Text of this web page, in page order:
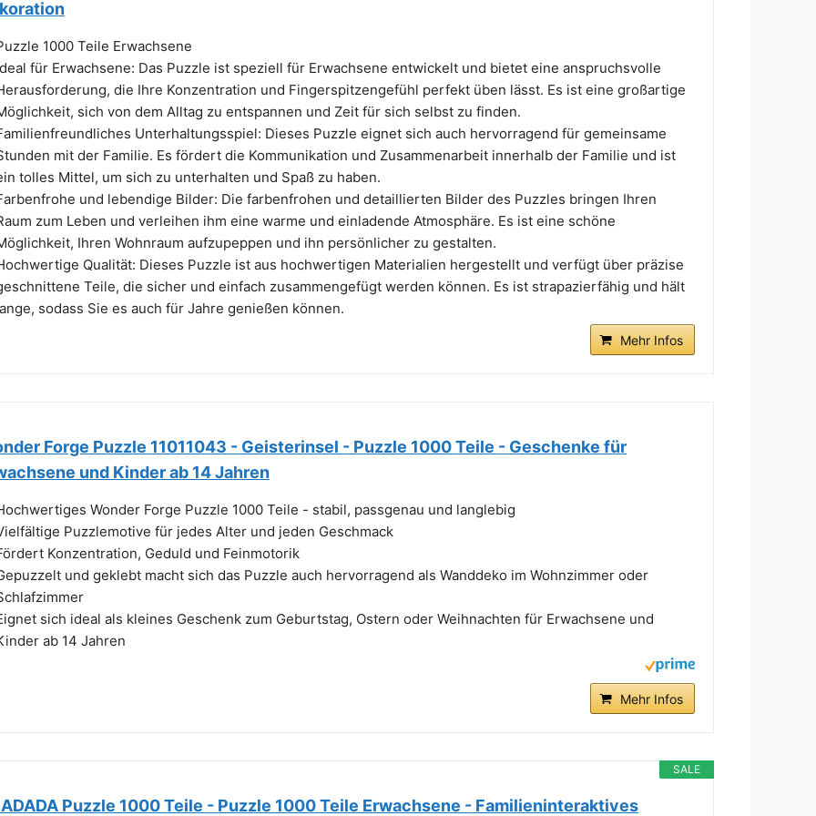
1000 Teile Erwachsene
für Erwachsene: Das Puzzle ist speziell für Erwachsene entwickelt und bietet eine anspruchsvolle
die Ihre Konzentration und Fingerspitzengefühl perfekt üben lässt. Es ist eine großartige
sich von dem Alltag zu entspannen und Zeit für sich selbst zu finden.
Unterhaltungsspiel: Dieses Puzzle eignet sich auch hervorragend für gemeinsame
mit der Familie. Es fördert die Kommunikation und Zusammenarbeit innerhalb der Familie und ist
tolles Mittel, um sich zu unterhalten und Spaß zu haben.
und lebendige Bilder: Die farbenfrohen und detaillierten Bilder des Puzzles bringen Ihren
zum Leben und verleihen ihm eine warme und einladende Atmosphäre. Es ist eine schöne
Ihren Wohnraum aufzupeppen und ihn persönlicher zu gestalten.
Qualität: Dieses Puzzle ist aus hochwertigen Materialien hergestellt und verfügt über präzise
Teile, die sicher und einfach zusammengefügt werden können. Es ist strapazierfähig und hält
sodass Sie es auch für Jahre genießen können.
Mehr Infos
Forge Puzzle 11011043 - Geisterinsel - Puzzle 1000 Teile - Geschenke für
und Kinder ab 14 Jahren
Wonder Forge Puzzle 1000 Teile - stabil, passgenau und langlebig
Puzzlemotive für jedes Alter und jeden Geschmack
Konzentration, Geduld und Feinmotorik
und geklebt macht sich das Puzzle auch hervorragend als Wanddeko im Wohnzimmer oder
sich ideal als kleines Geschenk zum Geburtstag, Ostern oder Weihnachten für Erwachsene und
ab 14 Jahren
Mehr Infos
SALE
Puzzle 1000 Teile - Puzzle 1000 Teile Erwachsene - Familieninteraktives